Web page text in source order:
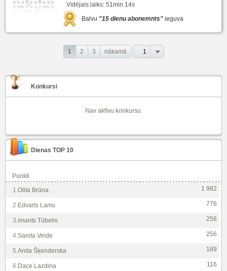
Vidējais laiks: 51min 14s
Balvu "15 dienu abonemnts" ieguva
1 2 3 nākamā 1
Konkursi
Nav aktīvu konkursu
Dienas TOP 10
Punkti
1.Olita Brūna 1 982
2.Edvarts Lams 776
3.imants Tūbelis 256
4.Sanita Veide 256
5.Anita Šķenderska 189
6.Dace Lazdina 116